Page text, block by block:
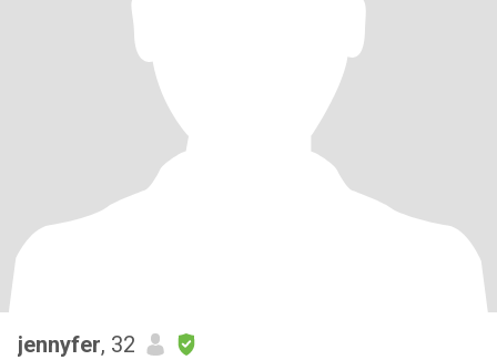
jennyfer, 32